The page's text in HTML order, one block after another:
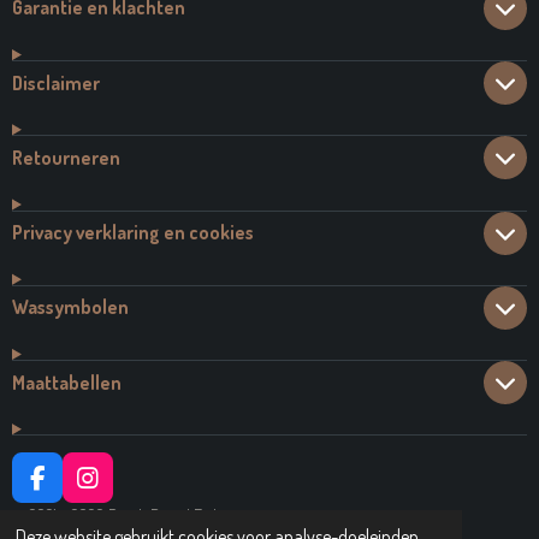
Garantie en klachten
Disclaimer
Retourneren
Privacy verklaring en cookies
Wassymbolen
Maattabellen
F
A
C
I
N
S
© 2021 - 2026 Dutch Brand Fashion